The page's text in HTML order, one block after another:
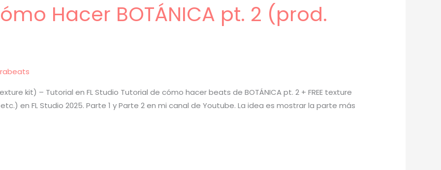
Hacer BOTÁNICA pt. 2 (prod.
kit) – Tutorial en FL Studio Tutorial de cómo hacer beats de BOTÁNICA pt. 2 + FREE texture
en FL Studio 2025. Parte 1 y Parte 2 en mi canal de Youtube. La idea es mostrar la parte más